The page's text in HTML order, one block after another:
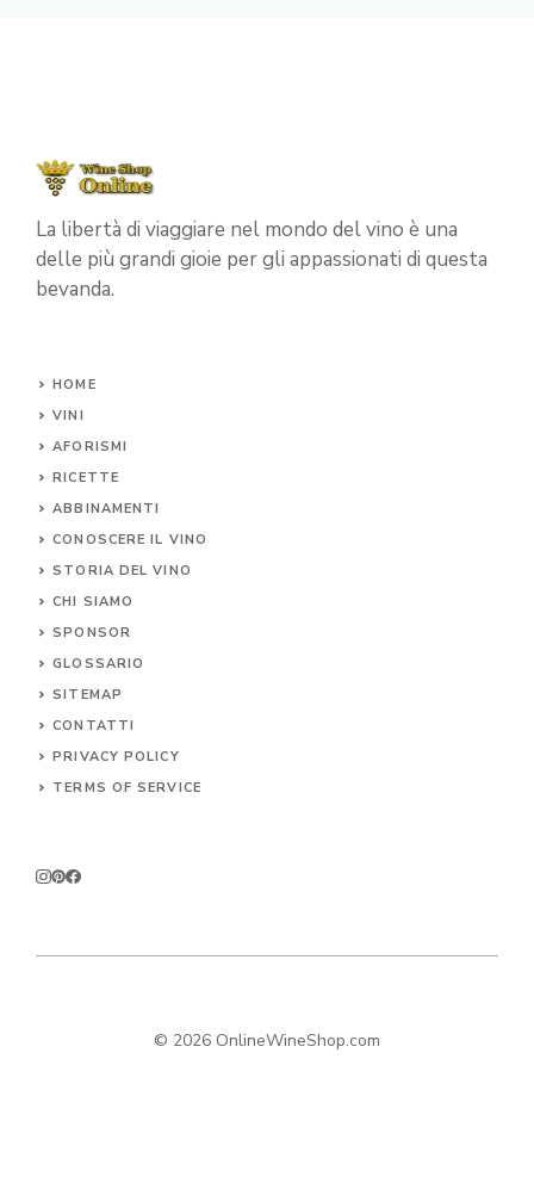
La libertà di viaggiare nel mondo del vino è una
delle più grandi gioie per gli appassionati di questa
bevanda.
HOME
VINI
AFORISMI
RICETTE
ABBINAMENTI
CONOSCERE IL VINO
STORIA DEL VINO
CHI SIAMO
SPONSOR
GLOSSARIO
SITEMAP
CONTATTI
PRIVACY POLICY
TERMS OF SERVICE
© 2026 OnlineWineShop.com